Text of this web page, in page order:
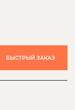
БЫСТРЫЙ ЗАКАЗ